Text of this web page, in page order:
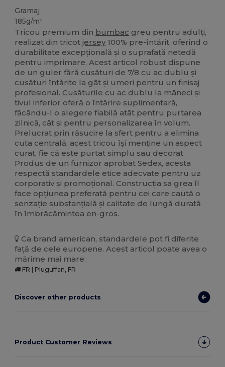
Gramaj
185g/m²
Tricou premium din bumbac greu pentru adulți,
realizat din tricotjersey 100% pre-întărit, oferind o
durabilitate excepțională și o suprafață netedă
pentru imprimare. Acest articol robust dispune
de un guler fără cusături de 7/8 cu ac dublu și
cusături întărite la gât și umeri pentru un finisaj
profesional. Cusăturile cu ac dublu la mâneci și
tivul inferior oferă o întărire suplimentară,
făcându-l o alegere fiabilă atât pentru purtarea
zilnică, cât și pentru personalizarea în volum.
Prelucrat prin răsucire la sfert pentru a elimina
cuta centrală, acest tricou își menține un aspect
curat, fie că este purtat simplu sau decorat.
Produs de un furnizor aprobat Sedex, acesta
respectă standardele etice adecvate pentru uz
corporativ și promoțional. Construcția sa grea îl
face opțiunea preferată pentru cei care caută o
senzație substanțială și calitate de lungă durată
în îmbrăcămintea en-gros.
Ca brand american, standardele pot fi diferite
față de cele europene. Acest articol poate avea o
mărime mai mare.
FR | Pluguffan, FR
Discover other products
Product Customer Reviews